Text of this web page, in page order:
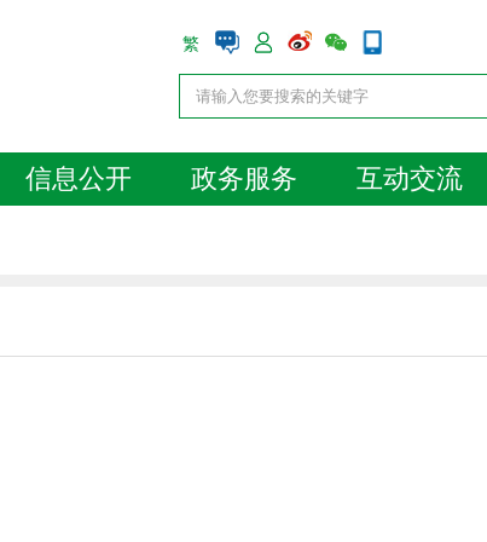
繁
信息公开 政务服务 互动交流